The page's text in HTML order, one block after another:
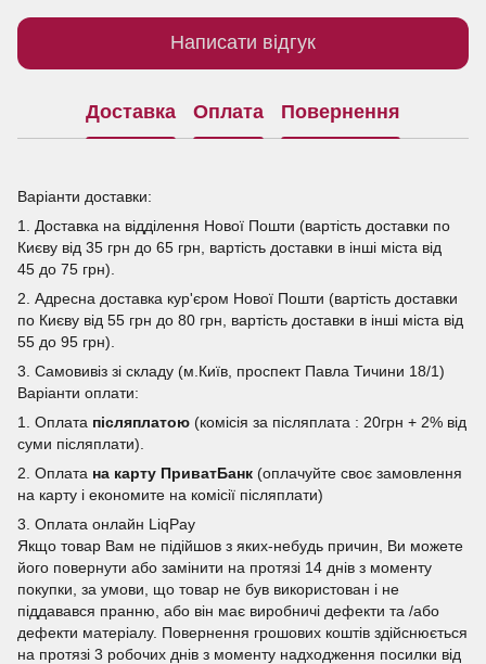
Написати відгук
Доставка Оплата Повернення
Варіанти доставки:
1. Доставка на відділення Нової Пошти (вартість доставки по
Києву від 35 грн до 65 грн, вартість доставки в інші міста від
45 до 75 грн).
2. Адресна доставка кур'єром Нової Пошти (вартість доставки
по Києву від 55 грн до 80 грн, вартість доставки в інші міста від
55 до 95 грн).
3. Самовивіз зі складу (м.Київ, проспект Павла Тичини 18/1)
Варіанти оплати:
1. Оплата післяплатою (комісія за післяплата : 20грн + 2% від
суми післяплати).
2. Оплата на карту ПриватБанк (оплачуйте своє замовлення
на карту і економите на комісії післяплати)
3. Оплата онлайн LiqPay
Якщо товар Вам не підійшов з яких-небудь причин, Ви можете
його повернути або замінити на протязі 14 днів з моменту
покупки, за умови, що товар не був використован і не
піддавався пранню, або він має виробничі дефекти та /або
дефекти матеріалу. Повернення грошових коштів здійснюється
на протязі 3 робочих днів з моменту надходження посилки від